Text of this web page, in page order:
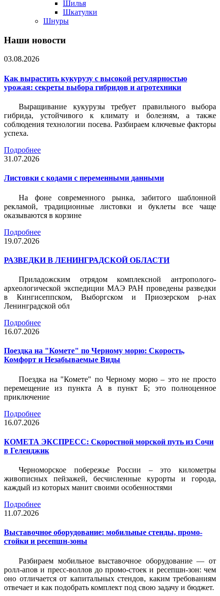
Шилья
Шкатулки
Шнуры
Наши новости
03.08.2026
Как вырастить кукурузу с высокой регулярностью
урожая: секреты выбора гибридов и агротехники
Выращивание кукурузы требует правильного выбора
гибрида, устойчивого к климату и болезням, а также
соблюдения технологии посева. Разбираем ключевые факторы
успеха.
Подробнее
31.07.2026
Листовки c кодами с переменными данными
На фоне современного рынка, забитого шаблонной
рекламой, традиционные листовки и буклеты все чаще
оказываются в корзине
Подробнее
19.07.2026
РАЗВЕДКИ В ЛЕНИНГРАДСКОЙ ОБЛАСТИ
Приладожским отрядом комплексной антрополого-
археологической экспедиции МАЭ РАН проведены разведки
в Кингисеппском, Выборгском и Приозерском р-нах
Ленинградской обл
Подробнее
16.07.2026
Поездка на "Комете" по Черному морю: Скорость,
Комфорт и Незабываемые Виды
Поездка на "Комете" по Черному морю – это не просто
перемещение из пункта А в пункт Б; это полноценное
приключение
Подробнее
16.07.2026
КОМЕТА ЭКСПРЕСС: Скоростной морской путь из Сочи
в Геленджик
Черноморское побережье России – это километры
живописных пейзажей, бесчисленные курорты и города,
каждый из которых манит своими особенностями
Подробнее
11.07.2026
Выставочное оборудование: мобильные стенды, промо-
стойки и ресепшн-зоны
Разбираем мобильное выставочное оборудование — от
ролл-апов и пресс-воллов до промо-стоек и ресепшн-зон: чем
оно отличается от капитальных стендов, каким требованиям
отвечает и как подобрать комплект под свою задачу и бюджет.